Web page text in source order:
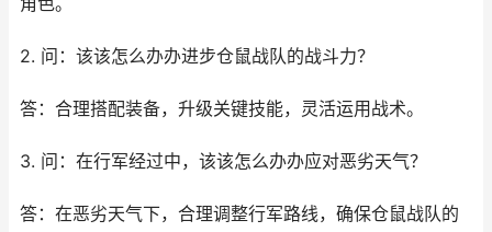
2. 问：该该怎么办办进步仓鼠战队的战斗力？
答：合理搭配装备，升级关键技能，灵活运用战术。
3. 问：在行军经过中，该该怎么办办应对恶劣天气？
答：在恶劣天气下，合理调整行军路线，确保仓鼠战队的